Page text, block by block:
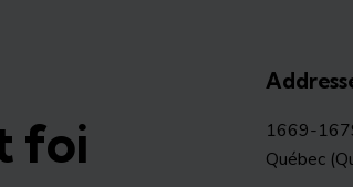
foi
1669-
Québec